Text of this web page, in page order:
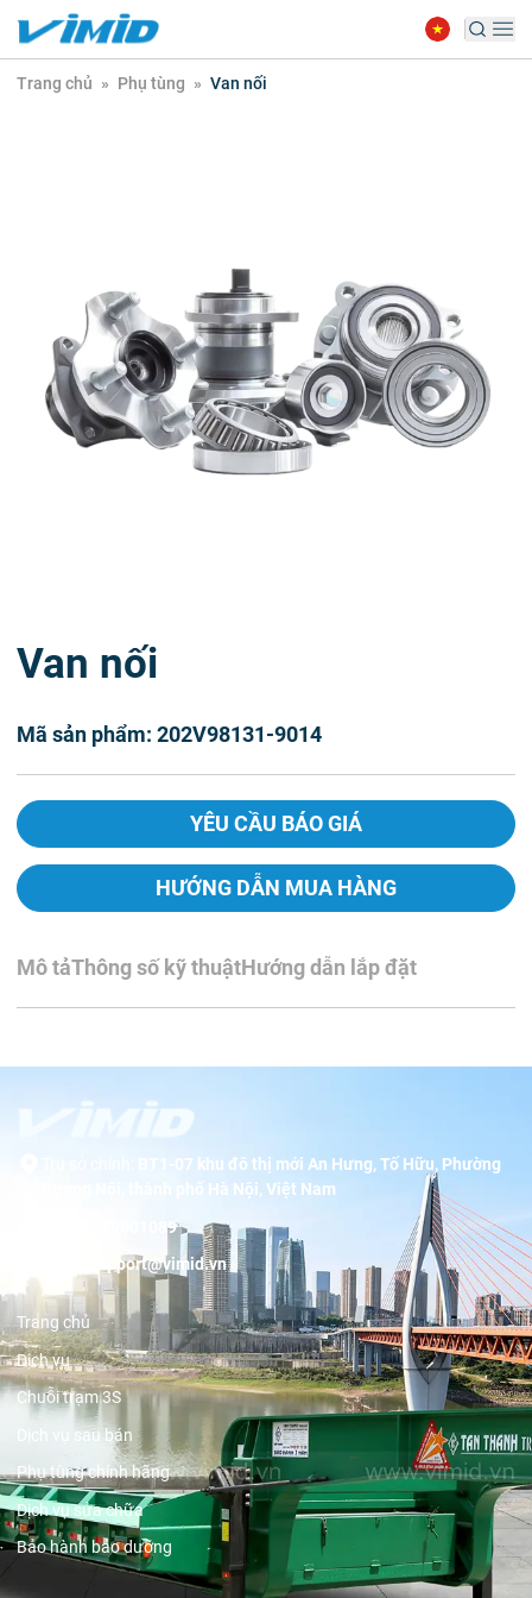
Trang chủ » Phụ tùng » Van nối
Van nối
Mã sản phẩm: 202V98131-9014
YÊU CẦU BÁO GIÁ
HƯỚNG DẪN MUA HÀNG
Mô tảThông số kỹ thuậtHướng dẫn lắp đặt
BT1-07 khu đô thị mới An Hưng, Tố Hữu, Phường
Dương Nội, thành phố Hà Nội, Việt Nam
19001089
support@vimid.vn
Trang chủ
Dịch vụ
Chuỗi trạm 3S
Dịch vụ sau bán
Phụ tùng chính hãng
Dịch vụ sửa chữa
Bảo hành bảo dưỡng